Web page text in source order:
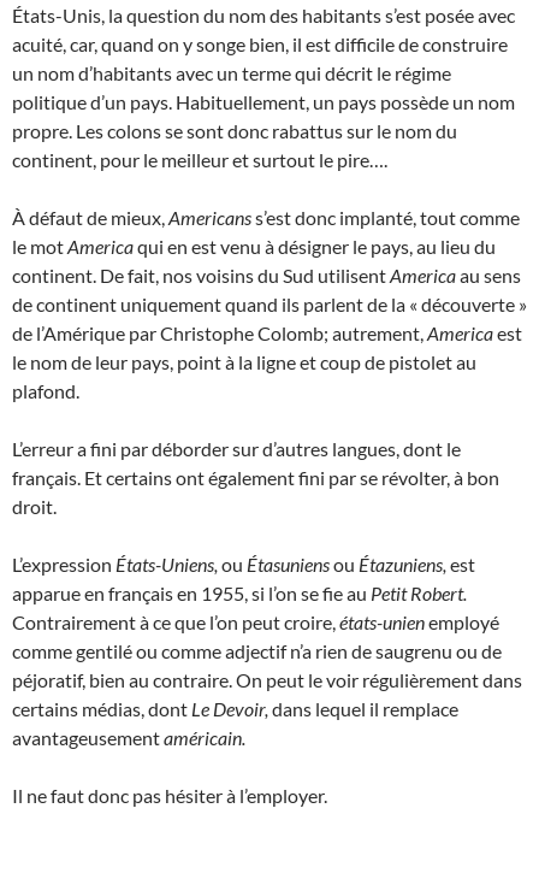
États-Unis, la question du nom des habitants s’est posée avec
acuité, car, quand on y songe bien, il est difficile de construire
un nom d’habitants avec un terme qui décrit le régime
politique d’un pays. Habituellement, un pays possède un nom
propre. Les colons se sont donc rabattus sur le nom du
continent, pour le meilleur et surtout le pire….
À défaut de mieux,Americanss’est donc implanté, tout comme
le motAmericaqui en est venu à désigner le pays, au lieu du
continent. De fait, nos voisins du Sud utilisentAmericaau sens
de continent uniquement quand ils parlent de la « découverte »
de l’Amérique par Christophe Colomb; autrement,Americaest
le nom de leur pays, point à la ligne et coup de pistolet au
plafond.
L’erreur a fini par déborder sur d’autres langues, dont le
français. Et certains ont également fini par se révolter, à bon
droit.
L’expression États-Uniens, ou Étasuniensou Étazuniens, est
apparue en français en 1955, si l’on se fie au Petit Robert.
Contrairement à ce que l’on peut croire,états-unienemployé
comme gentilé ou comme adjectif n’a rien de saugrenu ou de
péjoratif, bien au contraire. On peut le voir régulièrement dans
certains médias, dont Le Devoir, dans lequel il remplace
avantageusementaméricain.
Il ne faut donc pas hésiter à l’employer.